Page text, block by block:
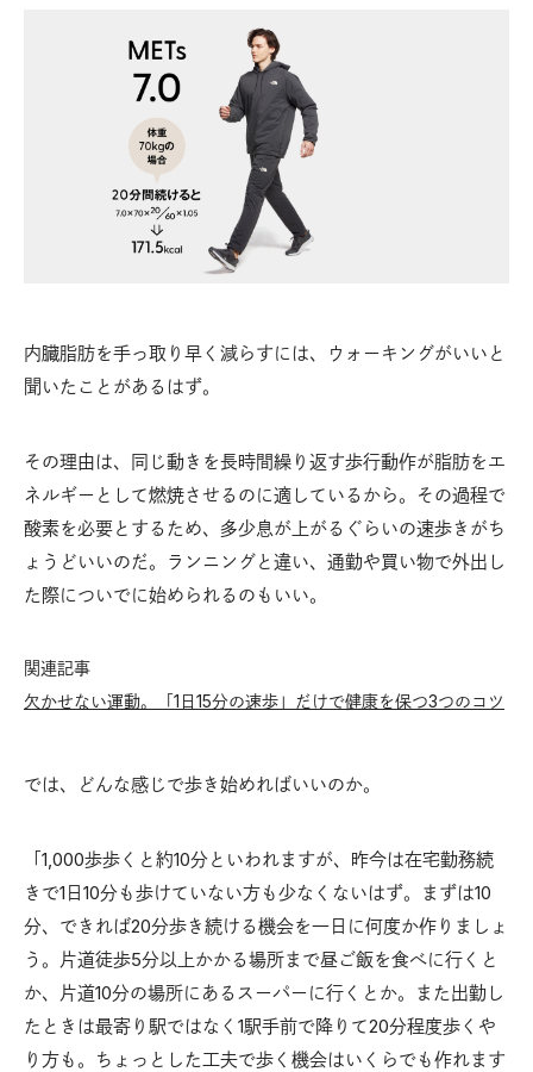
内臓脂肪を手っ取り早く減らすには、ウォーキングがいいと
聞いたことがあるはず。
その理由は、同じ動きを長時間繰り返す歩行動作が脂肪をエ
ネルギーとして燃焼させるのに適しているから。その過程で
酸素を必要とするため、多少息が上がるぐらいの速歩きがち
ょうどいいのだ。ランニングと違い、通勤や買い物で外出し
た際についでに始められるのもいい。
関連記事
欠かせない運動。「1日15分の速歩」だけで健康を保つ3つのコツ
では、どんな感じで歩き始めればいいのか。
「1,000歩歩くと約10分といわれますが、昨今は在宅勤務続
きで1日10分も歩けていない方も少なくないはず。まずは10
分、できれば20分歩き続ける機会を一日に何度か作りましょ
う。片道徒歩5分以上かかる場所まで昼ご飯を食べに行くと
か、片道10分の場所にあるスーパーに行くとか。また出勤し
たときは最寄り駅ではなく1駅手前で降りて20分程度歩くや
り方も。ちょっとした工夫で歩く機会はいくらでも作れます